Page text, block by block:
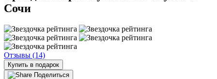
Сочи
Отзывы (14)
Купить в подарок
Поделиться